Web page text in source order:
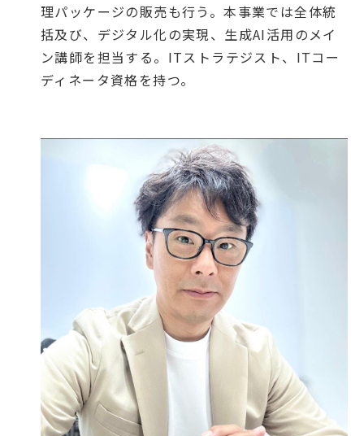
理パッケージの販売も行う。本事業では全体統
括及び、デジタル化の実現、生成AI活用のメイ
ン講師を担当する。ITストラテジスト、ITコー
ディネータ資格を持つ。